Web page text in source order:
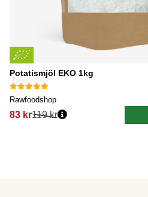
Potatismjöl EKO 1kg
Rawfoodshop
83 kr119 kr